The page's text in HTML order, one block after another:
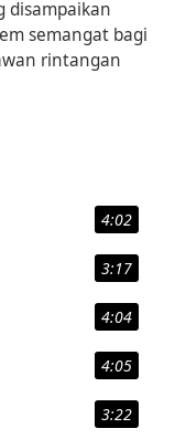
disampaikan
semangat bagi
rintangan
4:02
3:17
4:04
4:05
3:22